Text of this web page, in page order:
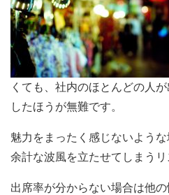
くても、社内のほとんどの人
したほうが無難です。
魅力をまったく感じないよう
余計な波風を立たせてしまうリ
出席率が分からない場合は他